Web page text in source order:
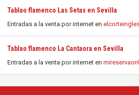
Tablao flamenco Las Setas en Sevilla
Entradas a la venta por internet en
Tablao flamenco La Cantaora en Sevilla
Entradas a la venta por internet en